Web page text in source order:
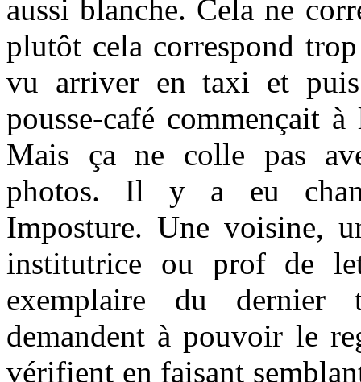
aussi blanche. Cela ne
plutôt cela correspond
vu arriver en taxi et
pousse-café commençait
Mais ça ne colle pas
photos. Il y a eu
Imposture. Une voisine,
institutrice ou prof de
exemplaire du
demandent à pouvoir le
vérifient en faisant